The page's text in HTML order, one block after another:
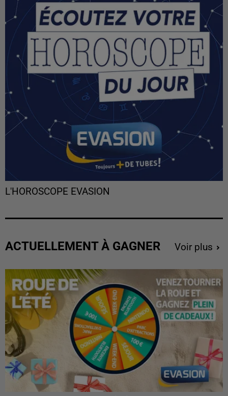
L'HOROSCOPE EVASION
ACTUELLEMENT À GAGNER Voir plus